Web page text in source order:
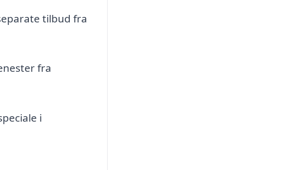
tilbud fra
fra
i